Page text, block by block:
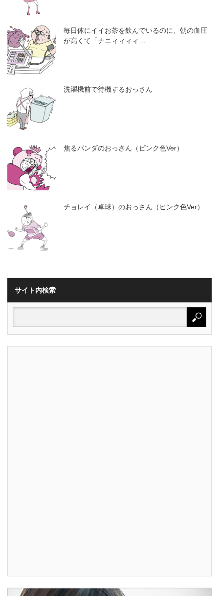
毎日体にイイお茶を飲んでいるのに、朝の血圧
が高くて「ナニィィィィ…
洗濯機前で待機するおっさん
焦るパンダのおっさん（ピンク色Ver）
チョレイ（卓球）のおっさん（ピンク色Ver）
サイト内検索